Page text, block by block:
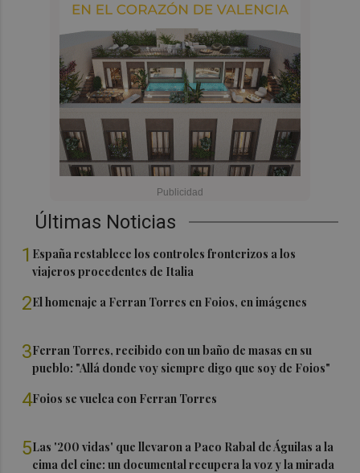
Últimas Noticias
1 España restablece los controles fronterizos a los
viajeros procedentes de Italia
2El homenaje a Ferran Torres en Foios, en imágenes
3Ferran Torres, recibido con un baño de masas en su
pueblo: "Allá donde voy siempre digo que soy de Foios"
4Foios se vuelca con Ferran Torres
5Las '200 vidas' que llevaron a Paco Rabal de Águilas a la
cima del cine: un documental recupera la voz y la mirada